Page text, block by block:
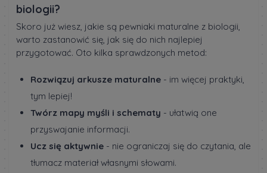
biologii?
Skoro już wiesz, jakie są pewniaki maturalne z biologii,
warto zastanowić się, jak się do nich najlepiej
przygotować. Oto kilka sprawdzonych metod:
Rozwiązuj arkusze maturalne - im więcej praktyki,
tym lepiej!
Twórz mapy myśli i schematy - ułatwią one
przyswajanie informacji.
Ucz się aktywnie - nie ograniczaj się do czytania, ale
tłumacz materiał własnymi słowami.